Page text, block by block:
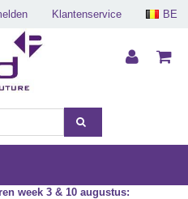
BE
Klantenservice
week 3 & 10 augustus: